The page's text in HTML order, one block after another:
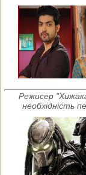
Режисер
необхідність